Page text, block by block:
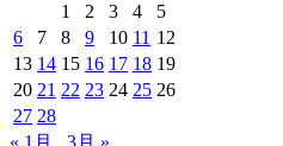
1
2 3 4
5
6
7 8 9 10 11 12
13 14 15 16 17 18 19
20 21 22 23 24 25 26
27 28